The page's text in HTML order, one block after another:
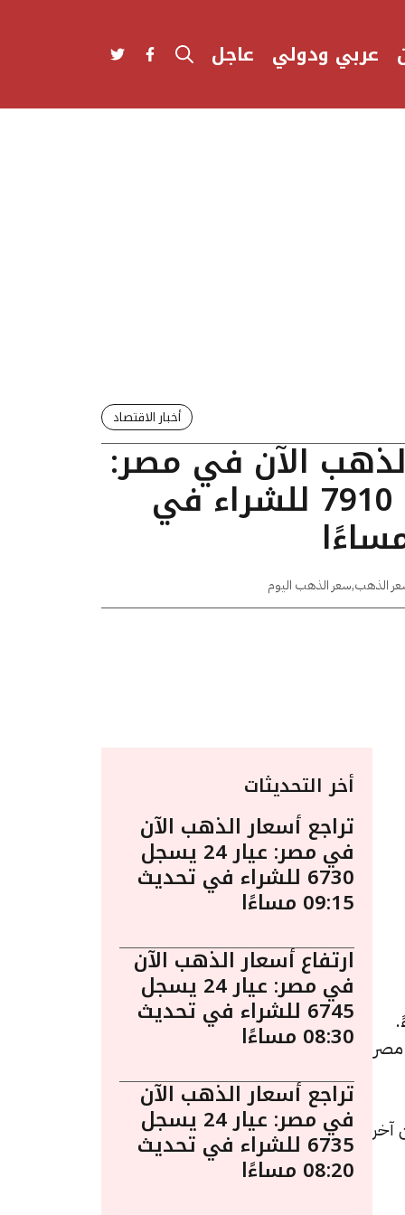
عربي ودولي عاجل
أخبار الاقتصاد
الآن في مصر:
عيار 24 يسجل 7910 للشراء في
الذهب,سعر الذهب اليوم
3:25 مساءً.
قيمتها 15 جنيهات عن آخر
أخر التحديثات
تراجع أسعار الذهب الآن
في مصر: عيار 24 يسجل
6730 للشراء في تحديث
09:15 مساءًا
ارتفاع أسعار الذهب الآن
في مصر: عيار 24 يسجل
6745 للشراء في تحديث
08:30 مساءًا
تراجع أسعار الذهب الآن
في مصر: عيار 24 يسجل
6735 للشراء في تحديث
08:20 مساءًا